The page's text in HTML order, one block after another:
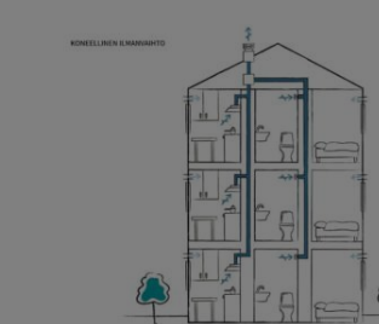
ilmanvaihtosäädin